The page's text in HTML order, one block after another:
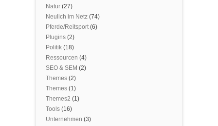
Natur (27)
Neulich im Netz (74)
Pferde/Reitsport (6)
Plugins (2)
Politik (18)
Ressourcen (4)
SEO & SEM (2)
Themes (2)
Themes (1)
Themes2 (1)
Tools (16)
Unternehmen (3)